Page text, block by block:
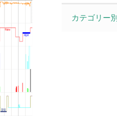
カテゴリー別